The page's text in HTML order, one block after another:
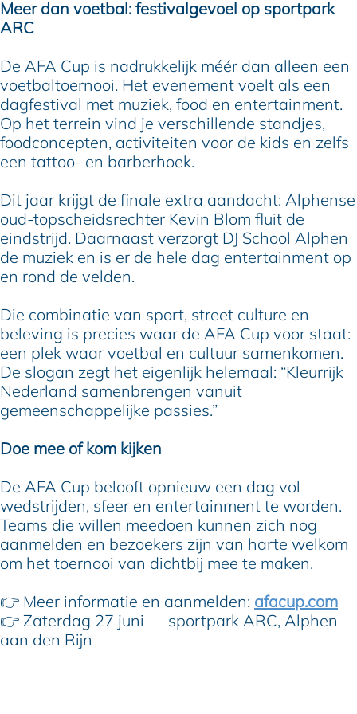
Meer dan voetbal: festivalgevoel op sportpark
ARC
De AFA Cup is nadrukkelijk méér dan alleen een
voetbaltoernooi. Het evenement voelt als een
dagfestival met muziek, food en entertainment.
Op het terrein vind je verschillende standjes,
foodconcepten, activiteiten voor de kids en zelfs
een tattoo- en barberhoek.
Dit jaar krijgt de finale extra aandacht: Alphense
oud-topscheidsrechter Kevin Blom fluit de
eindstrijd. Daarnaast verzorgt DJ School Alphen
de muziek en is er de hele dag entertainment op
en rond de velden.
Die combinatie van sport, street culture en
beleving is precies waar de AFA Cup voor staat:
een plek waar voetbal en cultuur samenkomen.
De slogan zegt het eigenlijk helemaal: “Kleurrijk
Nederland samenbrengen vanuit
gemeenschappelijke passies.”
Doe mee of kom kijken
De AFA Cup belooft opnieuw een dag vol
wedstrijden, sfeer en entertainment te worden.
Teams die willen meedoen kunnen zich nog
aanmelden en bezoekers zijn van harte welkom
om het toernooi van dichtbij mee te maken.
👉 Meer informatie en aanmelden: afacup.com
👉 Zaterdag 27 juni — sportpark ARC, Alphen
aan den Rijn